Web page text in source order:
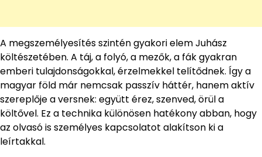
A megszemélyesítés szintén gyakori elem Juhász
költészetében. A táj, a folyó, a mezők, a fák gyakran
emberi tulajdonságokkal, érzelmekkel telítődnek. Így a
magyar föld már nemcsak passzív háttér, hanem aktív
szereplője a versnek: együtt érez, szenved, örül a
költővel. Ez a technika különösen hatékony abban, hogy
az olvasó is személyes kapcsolatot alakítson ki a
leírtakkal.